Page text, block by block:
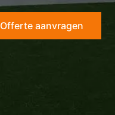
Offerte aanvragen